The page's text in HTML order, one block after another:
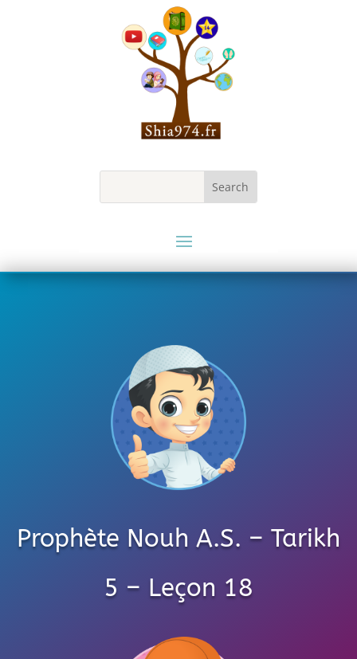
Prophète Nouh A.S. – Tarikh
5 – Leçon 18